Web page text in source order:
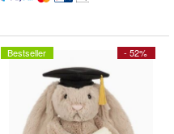
- 52%
Bestseller